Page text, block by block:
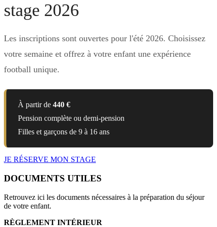
stage 2026
Les inscriptions sont ouvertes pour l'été 2026. Choisissez
votre semaine et offrez à votre enfant une expérience
football unique.
À partir de 440 €
Pension complète ou demi-pension
Filles et garçons de 9 à 16 ans
JE RÉSERVE MON STAGE
DOCUMENTS UTILES
Retrouvez ici les documents nécessaires à la préparation du séjour
de votre enfant.
RÈGLEMENT INTÉRIEUR